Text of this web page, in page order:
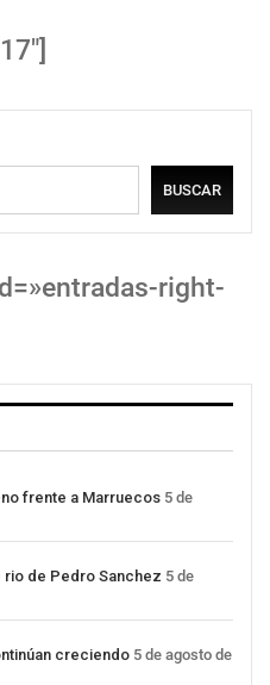
BUSCAR
right-
frente a Marruecos 5 de
rio de Pedro Sanchez 5 de
creciendo 5 de agosto de